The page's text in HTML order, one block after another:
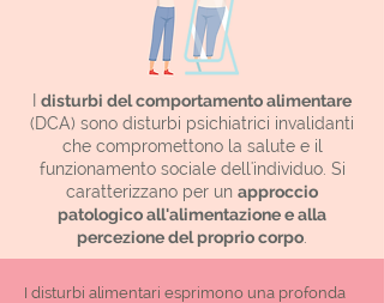
disturbi del comportamento alimentare
(DCA) sono disturbi psichiatrici invalidanti
che compromettono la salute e il
funzionamento sociale dell'individuo. Si
caratterizzano per un approccio
patologico all'alimentazione e alla
percezione del proprio corpo
I disturbi alimentari esprimono una profonda